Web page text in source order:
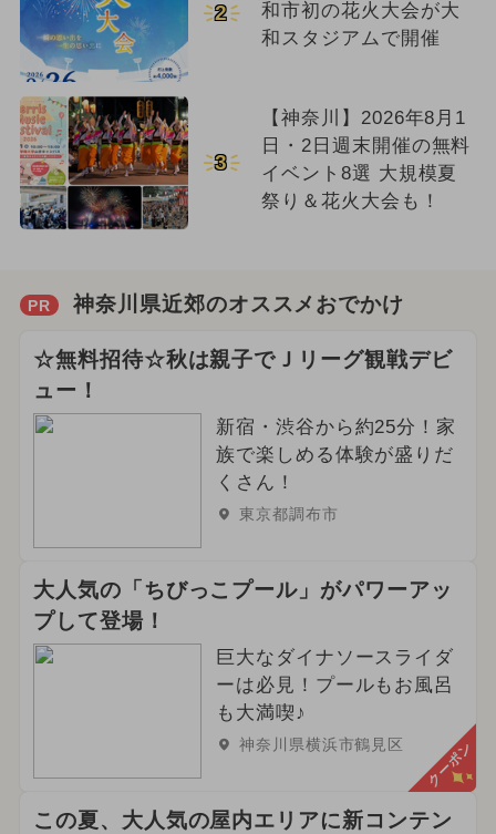
2
和市初の花火大会が大
和スタジアムで開催
3
【神奈川】2026年8月1
日・2日週末開催の無料
イベント8選 大規模夏
祭り＆花火大会も！
PR 神奈川県近郊のオススメおでかけ
☆無料招待☆秋は親子でＪリーグ観戦デビ
ュー！
新宿・渋谷から約25分！家
族で楽しめる体験が盛りだ
くさん！
東京都調布市
大人気の「ちびっこプール」がパワーアッ
プして登場！
巨大なダイナソースライダ
ーは必見！プールもお風呂
も大満喫♪
神奈川県横浜市鶴見区 クーポン
この夏、大人気の屋内エリアに新コンテン